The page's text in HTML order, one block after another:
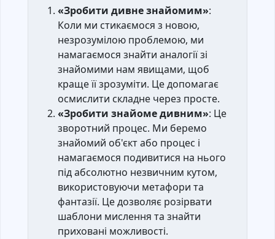
«Зробити дивне знайомим»:
Коли ми стикаємося з новою,
незрозумілою проблемою, ми
намагаємося знайти аналогії зі
знайомими нам явищами, щоб
краще її зрозуміти. Це допомагає
осмислити складне через просте.
«Зробити знайоме дивним»: Це
зворотний процес. Ми беремо
знайомий об'єкт або процес і
намагаємося подивитися на нього
під абсолютно незвичним кутом,
використовуючи метафори та
фантазії. Це дозволяє розірвати
шаблони мислення та знайти
приховані можливості.